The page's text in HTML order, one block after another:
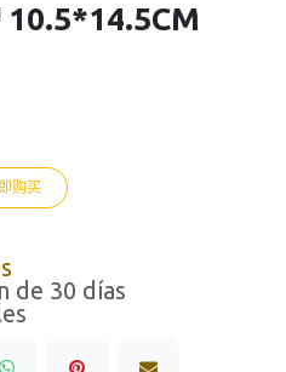
10.5*14.5CM
购买
de 30 días